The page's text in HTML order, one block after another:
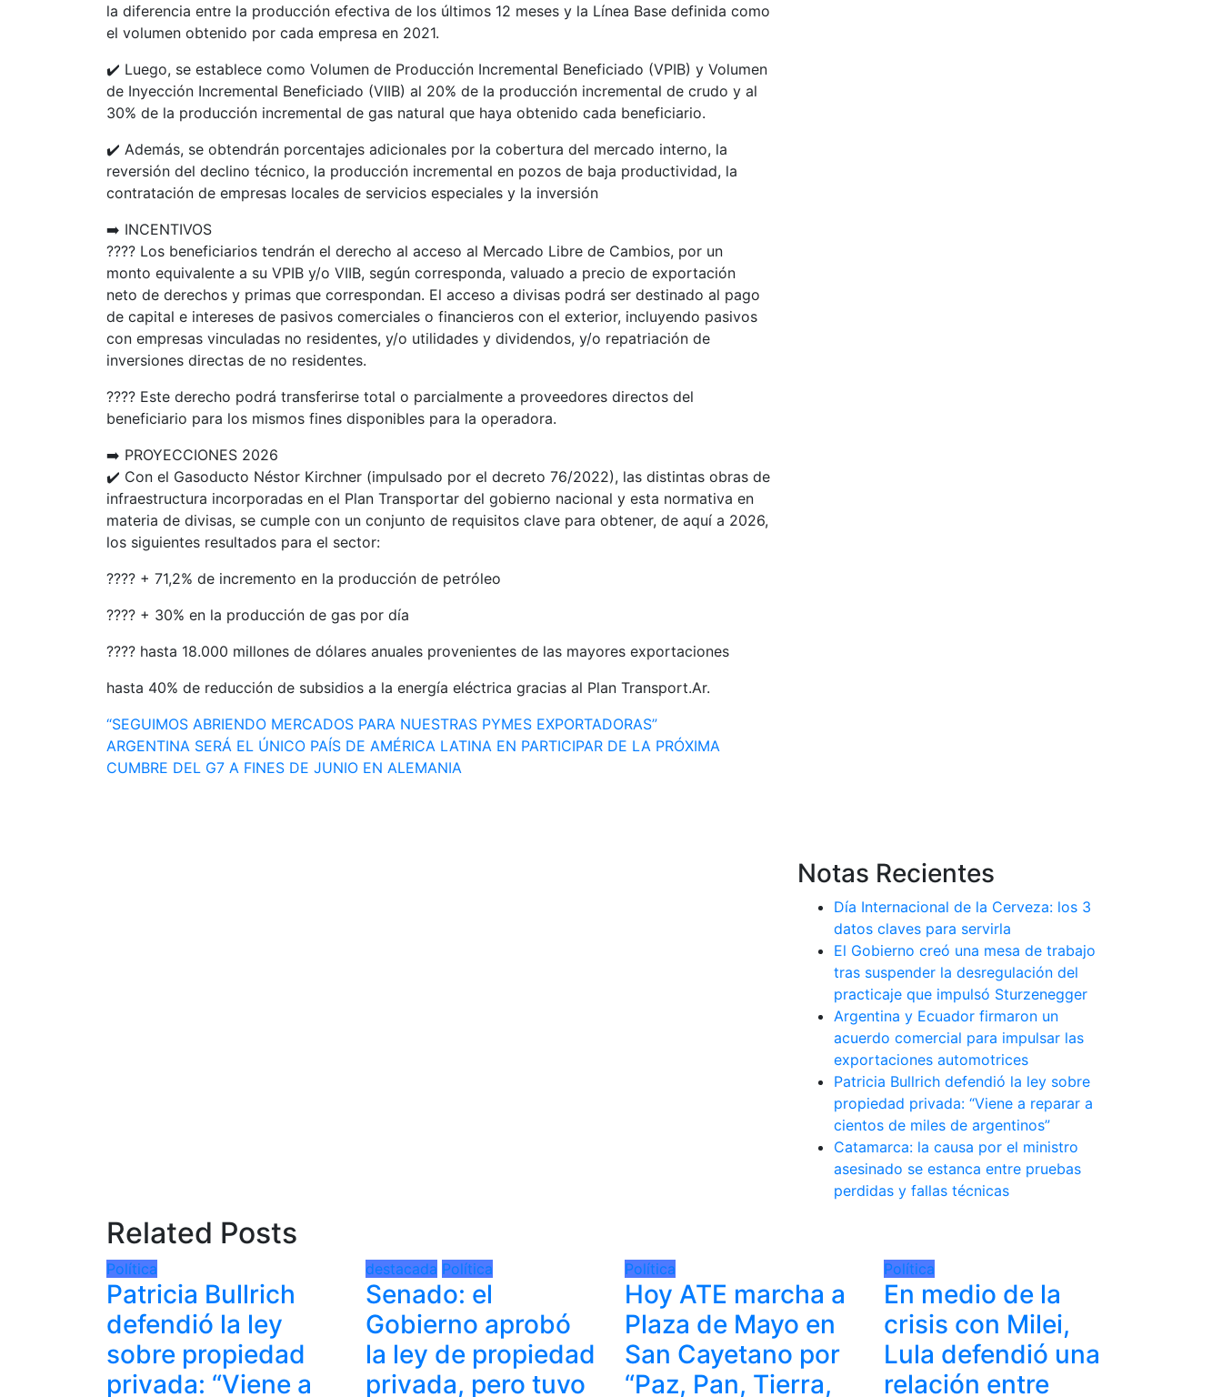
la diferencia entre la producción efectiva de los últimos 12 meses y la Línea Base definida como
el volumen obtenido por cada empresa en 2021.
✔️ Luego, se establece como Volumen de Producción Incremental Beneficiado (VPIB) y Volumen
de Inyección Incremental Beneficiado (VIIB) al 20% de la producción incremental de crudo y al
30% de la producción incremental de gas natural que haya obtenido cada beneficiario.
✔️ Además, se obtendrán porcentajes adicionales por la cobertura del mercado interno, la
reversión del declino técnico, la producción incremental en pozos de baja productividad, la
contratación de empresas locales de servicios especiales y la inversión
➡️ INCENTIVOS
???? Los beneficiarios tendrán el derecho al acceso al Mercado Libre de Cambios, por un
monto equivalente a su VPIB y/o VIIB, según corresponda, valuado a precio de exportación
neto de derechos y primas que correspondan. El acceso a divisas podrá ser destinado al pago
de capital e intereses de pasivos comerciales o financieros con el exterior, incluyendo pasivos
con empresas vinculadas no residentes, y/o utilidades y dividendos, y/o repatriación de
inversiones directas de no residentes.
???? Este derecho podrá transferirse total o parcialmente a proveedores directos del
beneficiario para los mismos fines disponibles para la operadora.
➡️ PROYECCIONES 2026
✔️ Con el Gasoducto Néstor Kirchner (impulsado por el decreto 76/2022), las distintas obras de
infraestructura incorporadas en el Plan Transportar del gobierno nacional y esta normativa en
materia de divisas, se cumple con un conjunto de requisitos clave para obtener, de aquí a 2026,
los siguientes resultados para el sector:
???? + 71,2% de incremento en la producción de petróleo
???? + 30% en la producción de gas por día
???? hasta 18.000 millones de dólares anuales provenientes de las mayores exportaciones
hasta 40% de reducción de subsidios a la energía eléctrica gracias al Plan Transport.Ar.
Navegación
de
“SEGUIMOS ABRIENDO MERCADOS PARA NUESTRAS PYMES EXPORTADORAS”
ARGENTINA SERÁ EL ÚNICO PAÍS DE AMÉRICA LATINA EN PARTICIPAR DE LA PRÓXIMA
CUMBRE DEL G7 A FINES DE JUNIO EN ALEMANIA
Notas Recientes
Día Internacional de la Cerveza: los 3
datos claves para servirla
El Gobierno creó una mesa de trabajo
tras suspender la desregulación del
practicaje que impulsó Sturzenegger
Argentina y Ecuador firmaron un
acuerdo comercial para impulsar las
exportaciones automotrices
Patricia Bullrich defendió la ley sobre
propiedad privada: “Viene a reparar a
cientos de miles de argentinos”
Catamarca: la causa por el ministro
asesinado se estanca entre pruebas
perdidas y fallas técnicas
Related Posts
Política
Patricia Bullrich
defendió la ley
sobre propiedad
privada: “Viene a
destacada Política
Senado: el
Gobierno aprobó
la ley de propiedad
privada, pero tuvo
Política
Hoy ATE marcha a
Plaza de Mayo en
San Cayetano por
“Paz, Pan, Tierra,
Política
En medio de la
crisis con Milei,
Lula defendió una
relación entre